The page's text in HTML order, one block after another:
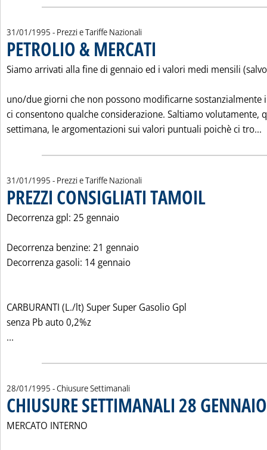
31/01/1995 - Prezzi e Tariffe Nazionali
PETROLIO & MERCATI
Siamo arrivati alla fine di gennaio ed i valori medi mensili (salvo
uno/due giorni che non possono modificarne sostanzialmente
ci consentono qualche considerazione. Saltiamo volutamente,
settimana, le argomentazioni sui valori puntuali poichè ci tro...
31/01/1995 - Prezzi e Tariffe Nazionali
PREZZI CONSIGLIATI TAMOIL
Decorrenza gpl: 25 gennaio
Decorrenza benzine: 21 gennaio
Decorrenza gasoli: 14 gennaio
CARBURANTI (L./lt) Super Super Gasolio Gpl
senza Pb auto 0,2%z
...
28/01/1995 - Chiusure Settimanali
CHIUSURE SETTIMANALI 28
MERCATO INTERNO